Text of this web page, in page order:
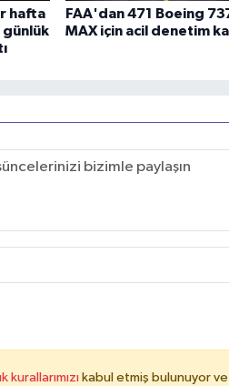
hafta
günlük
FAA'dan 471 Boeing
MAX için acil denetim
kurallarımızı kabul etmiş bulunuyor